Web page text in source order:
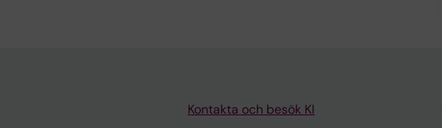
Kontakta och besök KI